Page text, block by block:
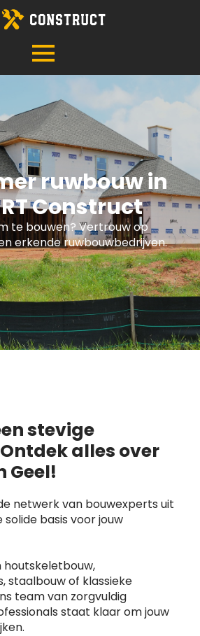
ruwbouw in
Construct
te bouwen? Vertrouw op
erkende ruwbouwbedrijven.
stevige
alles over
Geel!
netwerk van bouwexperts uit
basis voor jouw
staalbouw of klassieke
team van zorgvuldig
staat klaar om jouw